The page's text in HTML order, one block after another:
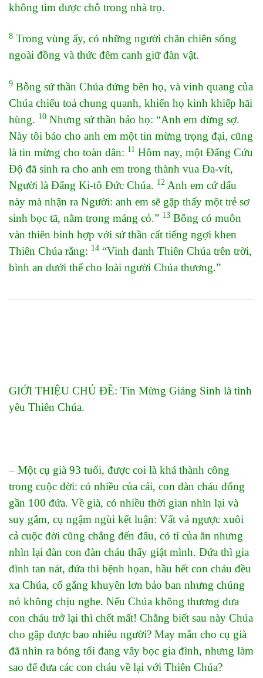
không tìm được chỗ trong nhà trọ.
8 Trong vùng ấy, có những người chăn chiên sống
ngoài đồng và thức đêm canh giữ đàn vật.
9 Bỗng sứ thần Chúa đứng bên họ, và vinh quang của
Chúa chiếu toả chung quanh, khiến họ kinh khiếp hãi
hùng. 10 Nhưng sứ thần bảo họ: “Anh em đừng sợ.
Này tôi báo cho anh em một tin mừng trọng đại, cũng
là tin mừng cho toàn dân: 11 Hôm nay, một Đấng Cứu
Độ đã sinh ra cho anh em trong thành vua Đa-vít,
Người là Đấng Ki-tô Đức Chúa. 12 Anh em cứ dấu
này mà nhận ra Người: anh em sẽ gặp thấy một trẻ sơ
sinh bọc tã, nằm trong máng cỏ.” 13 Bỗng có muôn
vàn thiên binh hợp với sứ thần cất tiếng ngợi khen
Thiên Chúa rằng: 14 “Vinh danh Thiên Chúa trên trời,
bình an dưới thế cho loài người Chúa thương.”
GIỚI THIỆU CHỦ ĐỀ: Tin Mừng Giáng Sinh là tình
yêu Thiên Chúa.
– Một cụ già 93 tuổi, được coi là khá thành công
trong cuộc đời: có nhiều của cải, con đàn cháu đống
gần 100 đứa. Về già, có nhiều thời gian nhìn lại và
suy gẫm, cụ ngậm ngùi kết luận: Vất vả ngược xuôi
cả cuộc đời cũng chẳng đến đâu, có tí của ăn nhưng
nhìn lại đàn con đàn cháu thấy giật mình. Đứa thì gia
đình tan nát, đứa thì bệnh họan, hầu hết con cháu đều
xa Chúa, cố gắng khuyên lơn bảo ban nhưng chúng
nó không chịu nghe. Nếu Chúa không thương đưa
con cháu trở lại thì chết mất! Chẳng biết sau này Chúa
cho gặp được bao nhiêu người? May mắn cho cụ già
đã nhìn ra bóng tối đang vây bọc gia đình, nhưng làm
sao để đưa các con cháu về lại với Thiên Chúa?